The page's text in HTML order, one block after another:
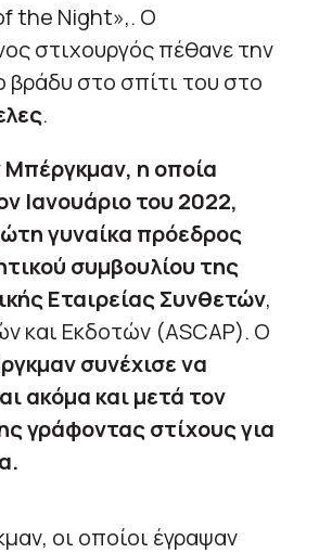
the Night»,. Ο
στιχουργός πέθανε την
βράδυ στο σπίτι του στο
.
Μπέργκμαν, η οποία
Ιανουάριο του 2022,
γυναίκα πρόεδρος
συμβουλίου της
Εταιρείας Συνθετών,
και Εκδοτών (ASCAP). Ο
συνέχισε να
ακόμα και μετά τον
γράφοντας στίχους για
οι οποίοι έγραψαν